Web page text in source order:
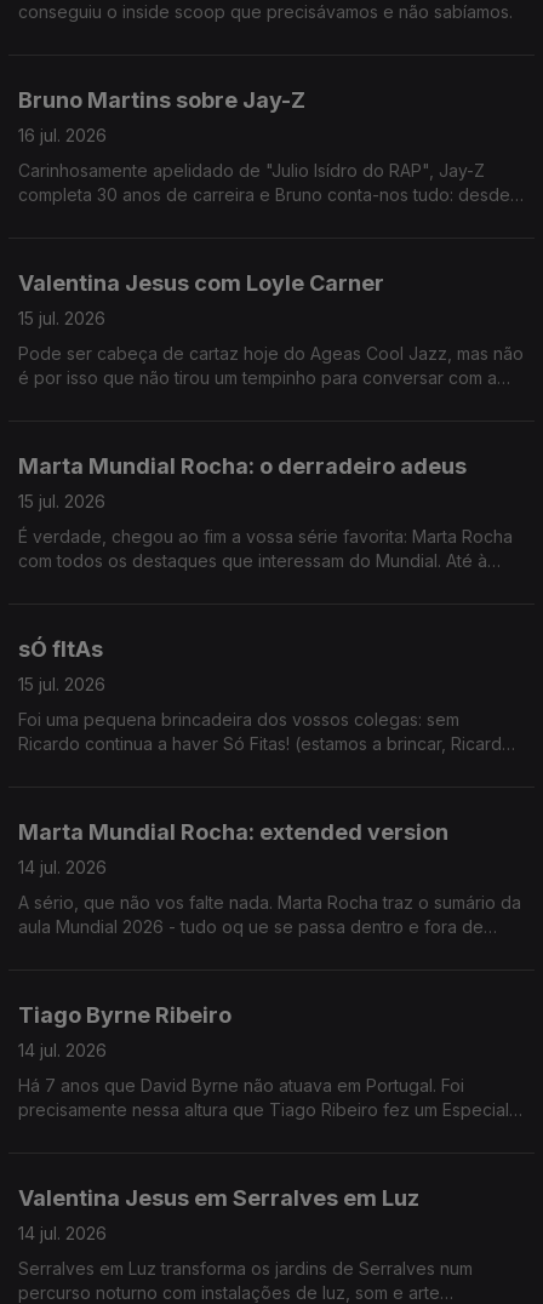
conseguiu o inside scoop que precisávamos e não sabíamos.
Bruno Martins sobre Jay-Z
16 jul. 2026
Carinhosamente apelidado de "Julio Isídro do RAP", Jay-Z
completa 30 anos de carreira e Bruno conta-nos tudo: desde
Valentina Jesus com Loyle Carner
15 jul. 2026
Pode ser cabeça de cartaz hoje do Ageas Cool Jazz, mas não
é por isso que não tirou um tempinho para conversar com a
Marta Mundial Rocha: o derradeiro adeus
15 jul. 2026
É verdade, chegou ao fim a vossa série favorita: Marta Rocha
com todos os destaques que interessam do Mundial. Até à
sÓ fItAs
15 jul. 2026
Foi uma pequena brincadeira dos vossos colegas: sem
Ricardo continua a haver Só Fitas! (estamos a brincar, Ricardo
Marta Mundial Rocha: extended version
14 jul. 2026
A sério, que não vos falte nada. Marta Rocha traz o sumário da
aula Mundial 2026 - tudo oq ue se passa dentro e fora de
Tiago Byrne Ribeiro
14 jul. 2026
Há 7 anos que David Byrne não atuava em Portugal. Foi
precisamente nessa altura que Tiago Ribeiro fez um Especial
Valentina Jesus em Serralves em Luz
14 jul. 2026
Serralves em Luz transforma os jardins de Serralves num
percurso noturno com instalações de luz, som e arte